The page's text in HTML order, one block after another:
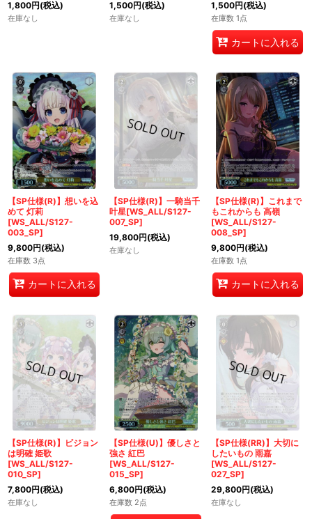
1,800円(税込)
在庫なし
1,500円(税込)
在庫なし
1,500円(税込)
在庫数 1点
カートに入れる
【SP仕様(R)】想いを込
めて 灯莉
[WS_ALL/S127-
003_SP]
9,800円(税込)
在庫数 3点
カートに入れる
【SP仕様(R)】一騎当千
叶星[WS_ALL/S127-
007_SP]
19,800円(税込)
在庫なし
【SP仕様(R)】これまで
もこれからも 高嶺
[WS_ALL/S127-
008_SP]
9,800円(税込)
在庫数 1点
カートに入れる
【SP仕様(R)】ビジョン
は明確 姫歌
[WS_ALL/S127-
010_SP]
7,800円(税込)
在庫なし
【SP仕様(U)】優しさと
強さ 紅巴
[WS_ALL/S127-
015_SP]
6,800円(税込)
在庫数 2点
【SP仕様(RR)】大切に
したいもの 雨嘉
[WS_ALL/S127-
027_SP]
29,800円(税込)
在庫なし